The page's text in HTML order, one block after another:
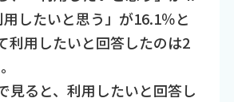
したいと思う」が16.1％と
利用したいと回答したのは2
見ると、利用したいと回答し